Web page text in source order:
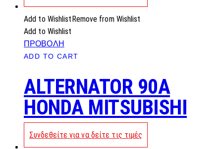
Add to Wishlist Remove from Wishlist
Add to Wishlist
ΠΡΟΒΟΛΗ
ADD TO CART
ALTERNATOR 90A
HONDA MITSUBISHI
Συνδεθείτε για να δείτε τις τιμές